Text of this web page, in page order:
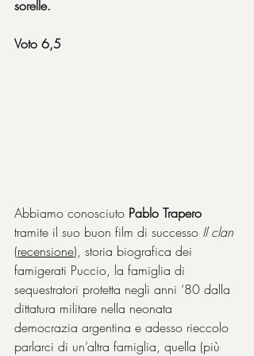
sorelle.
Voto 6,5
Abbiamo conosciuto Pablo Trapero
tramite il suo buon film di successo Il clan
(recensione), storia biografica dei
famigerati Puccio, la famiglia di
sequestratori protetta negli anni ‘80 dalla
dittatura militare nella neonata
democrazia argentina e adesso rieccolo
parlarci di un’altra famiglia, quella (più